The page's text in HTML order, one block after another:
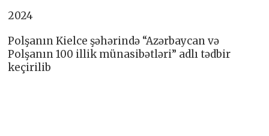
2024
Polşanın Kielce şəhərində “Azərbaycan və
Polşanın 100 illik münasibətləri” adlı tədbir
keçirilib